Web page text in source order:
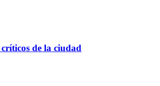
de la ciudad